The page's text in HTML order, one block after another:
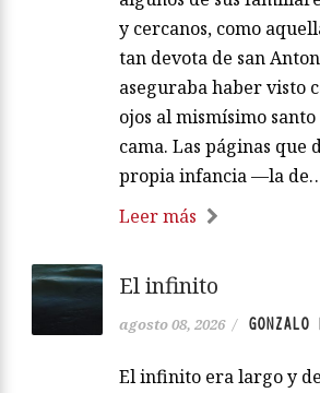
y cercanos, como
tan devota de san
aseguraba haber visto
ojos al mismísimo santo
cama. Las páginas que
propia infancia —la
Leer más
El infinito
agosto 08, 2026 / GONZALO
El infinito era largo y